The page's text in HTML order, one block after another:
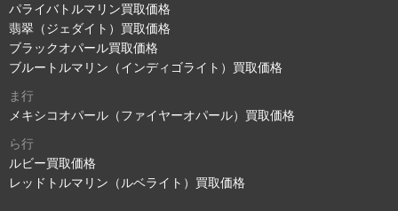
パライバトルマリン買取価格
翡翠（ジェダイト）買取価格
ブラックオパール買取価格
ブルートルマリン（インディゴライト）買取価格
ま行
メキシコオパール（ファイヤーオパール）買取価格
ら行
ルビー買取価格
レッドトルマリン（ルベライト）買取価格